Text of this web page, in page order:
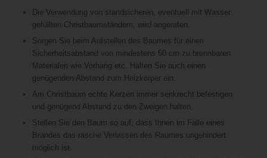
Die Verwendung von standsicheren, eventuell mit Wasser
gefüllten Christbaumständern, wird angeraten.
Sorgen Sie beim Aufstellen des Baumes für einen
Sicherheitsabstand von mindestens 50 cm zu brennbaren
Materialen wie Vorhang etc. Halten Sie auch einen
genügenden Abstand zum Heizkörper ein.
Am Christbaum echte Kerzen immer senkrecht befestigen
und genügend Abstand zu den Zweigen halten.
Stellen Sie den Baum so auf, dass Ihnen im Falle eines
Brandes das rasche Verlassen des Raumes ungehindert
möglich ist.